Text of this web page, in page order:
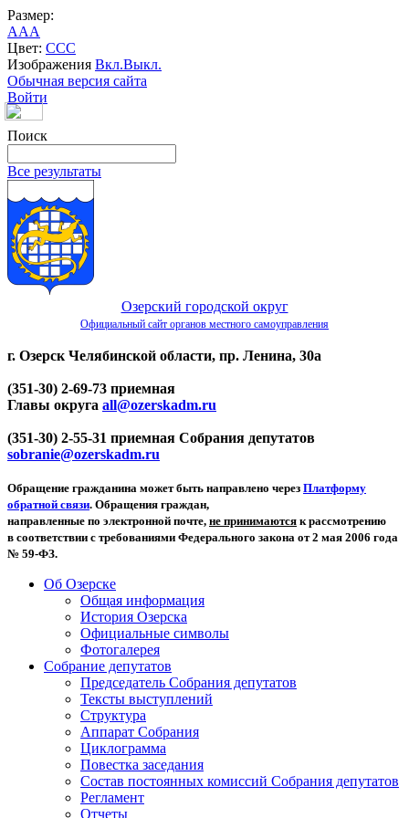
Размер:
AAA
Цвет: CCC
Изображения Вкл.Выкл.
Обычная версия сайта
Войти
Поиск
Все результаты
Озерский городской округ
Официальный сайт органов местного самоуправления
г. Озерск Челябинской области, пр. Ленина, 30а
(351-30) 2-69-73 приемная
Главы округа all@ozerskadm.ru
(351-30) 2-55-31 приемная Собрания депутатов
sobranie@ozerskadm.ru
Обращение гражданина может быть направлено через Платформу
обратной связи. Обращения граждан,
направленные по электронной почте, не принимаются к рассмотрению
в соответствии с требованиями Федерального закона от 2 мая 2006 года
№ 59-ФЗ.
Об Озерске
Общая информация
История Озерска
Официальные символы
Фотогалерея
Собрание депутатов
Председатель Собрания депутатов
Тексты выступлений
Структура
Аппарат Собрания
Циклограмма
Повестка заседания
Состав постоянных комиссий Собрания депутатов
Регламент
Отчеты